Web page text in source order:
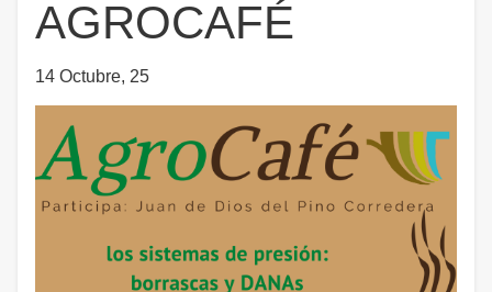
AGROCAFÉ
14 Octubre, 25